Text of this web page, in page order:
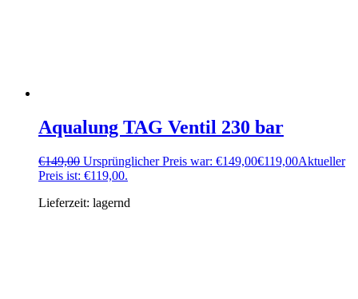
Aqualung TAG Ventil 230 bar
€149,00 Ursprünglicher Preis war: €149,00€119,00Aktueller
Preis ist: €119,00.
Lieferzeit: lagernd